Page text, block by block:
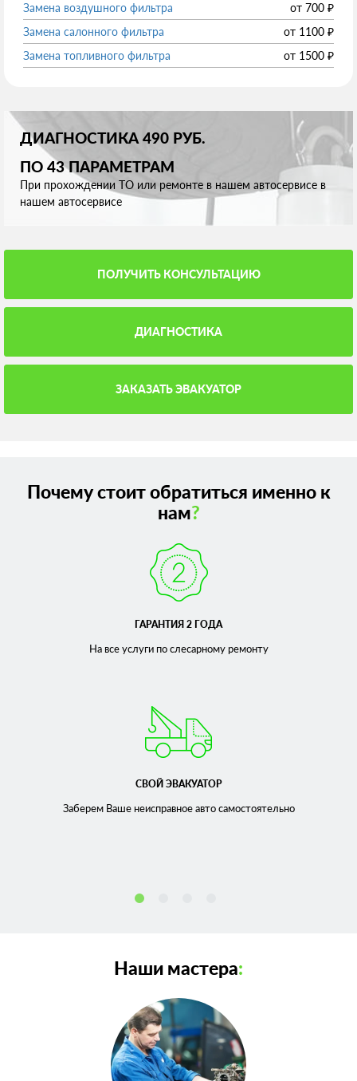
Замена воздушного фильтра
от 700 ₽
Замена салонного фильтра
от 1100 ₽
Замена топливного фильтра
от 1500 ₽
ДИАГНОСТИКА 490 РУБ.
ПО 43 ПАРАМЕТРАМ
При прохождении ТО или ремонте в нашем автосервисе в
нашем автосервисе
ПОЛУЧИТЬ КОНСУЛЬТАЦИЮ
ДИАГНОСТИКА
ЗАКАЗАТЬ ЭВАКУАТОР
Почему стоит обратиться именно к
нам?
ГАРАНТИЯ 2 ГОДА
На все услуги по слесарномуремонту
СВОЙ ЭВАКУАТОР
Заберем Ваше неисправноеавто самостоятельно
Наши мастера: